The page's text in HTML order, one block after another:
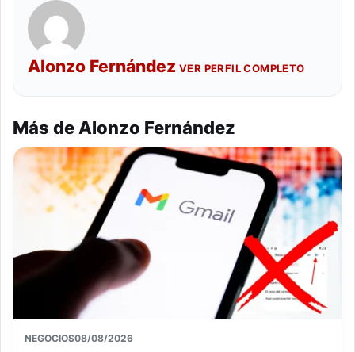
Alonzo Fernández VER PERFIL COMPLETO
Más de Alonzo Fernández
NEGOCIOS08/08/2026